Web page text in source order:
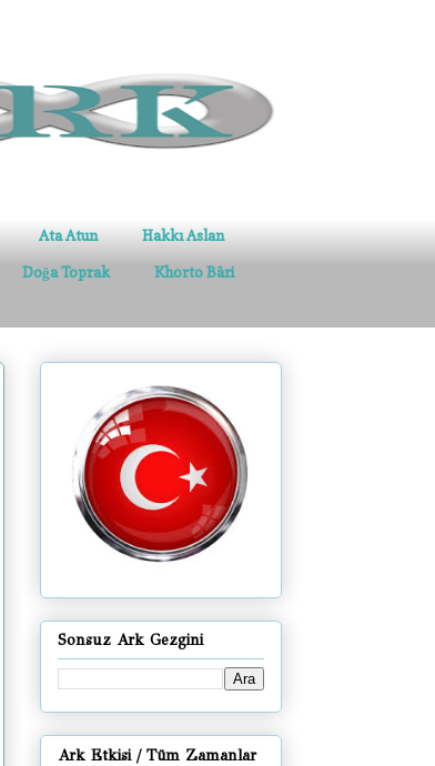
Ata Atun Hakkı Aslan
Doğa Toprak Khorto Bâri
Sonsuz Ark Gezgini
Ark Etkisi / Tüm Zamanlar